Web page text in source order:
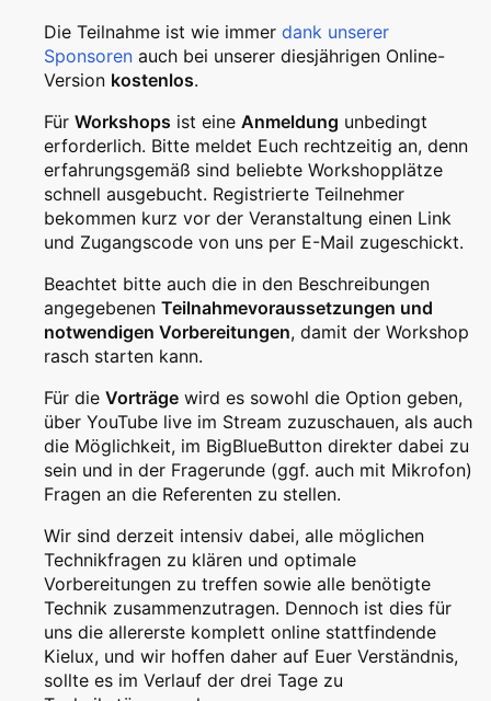
Die Teilnahme ist wie immer dank unserer
Sponsoren auch bei unserer diesjährigen Online-
Version kostenlos.
Für Workshops ist eine Anmeldung unbedingt
erforderlich. Bitte meldet Euch rechtzeitig an, denn
erfahrungsgemäß sind beliebte Workshopplätze
schnell ausgebucht. Registrierte Teilnehmer
bekommen kurz vor der Veranstaltung einen Link
und Zugangscode von uns per E-Mail zugeschickt.
Beachtet bitte auch die in den Beschreibungen
angegebenen Teilnahmevoraussetzungen und
notwendigen Vorbereitungen, damit der Workshop
rasch starten kann.
Für die Vorträge wird es sowohl die Option geben,
über YouTube live im Stream zuzuschauen, als auch
die Möglichkeit, im BigBlueButton direkter dabei zu
sein und in der Fragerunde (ggf. auch mit Mikrofon)
Fragen an die Referenten zu stellen.
Wir sind derzeit intensiv dabei, alle möglichen
Technikfragen zu klären und optimale
Vorbereitungen zu treffen sowie alle benötigte
Technik zusammenzutragen. Dennoch ist dies für
uns die allererste komplett online stattfindende
Kielux, und wir hoffen daher auf Euer Verständnis,
sollte es im Verlauf der drei Tage zu